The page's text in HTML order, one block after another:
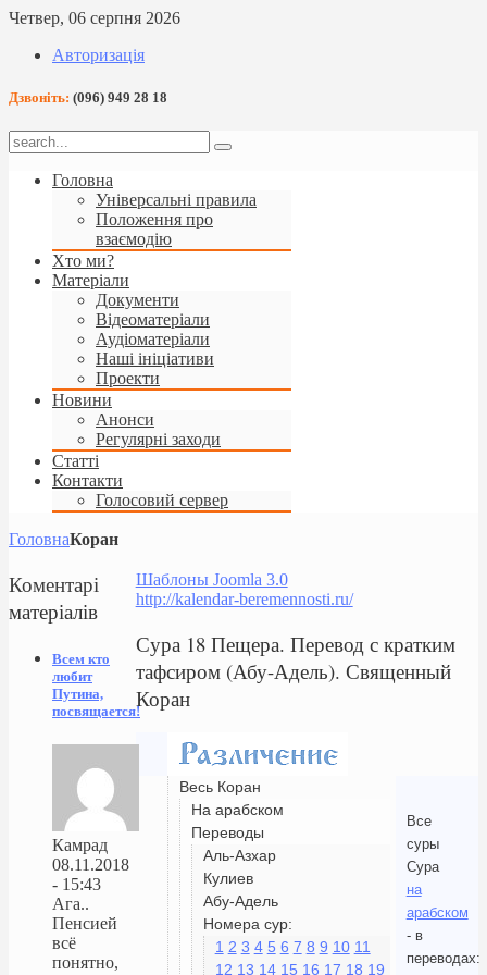
Четвер, 06 серпня 2026
Авторизація
Дзвоніть: (096) 949 28 18
Головна
Універсальні правила
Положення про
взаємодію
Хто ми?
Матеріали
Документи
Відеоматеріали
Аудіоматеріали
Наші ініціативи
Проекти
Новини
Анонси
Регулярні заходи
Статті
Контакти
Голосовий сервер
ГоловнаКоран
Шаблоны Joomla 3.0
http://kalendar-beremennosti.ru/
Сура 18 Пещера. Перевод с кратким
тафсиром (Абу-Адель). Священный
Коран
Весь Коран
На арабском
Переводы
Аль-Азхар
Кулиев
Абу-Адель
Номера сур:
1 2 3 4 5 6 7 8 9 10 11
12 13 14 15 16 17 18 19
Все
суры
Сура
на
арабском
- в
переводах:
Коментарі
матеріалів
Всем кто
любит
Путина,
посвящается!
Камрад
08.11.2018
- 15:43
Ага..
Пенсией
всё
понятно,